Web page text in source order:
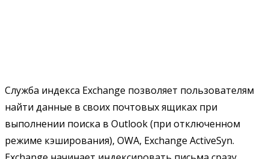
Служба индекса Exchange позволяет пользователям
найти данные в своих почтовых ящиках при
выполнении поиска в Outlook (при отключенном
режиме кэширования), OWA, Exchange ActiveSyn.